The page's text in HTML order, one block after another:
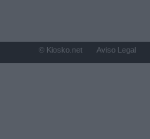
© Kiosko.net Aviso Legal